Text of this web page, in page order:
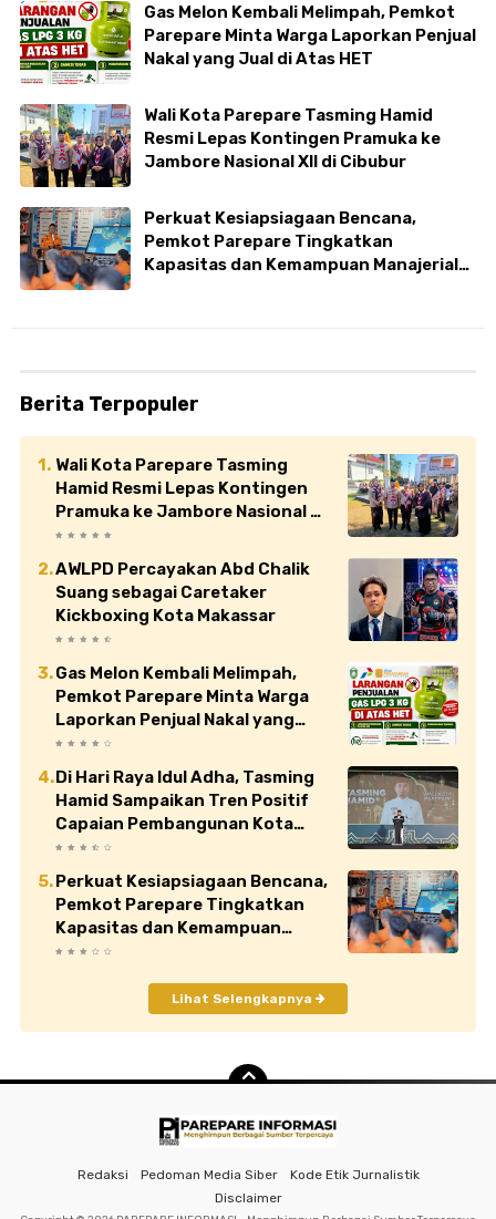
Gas Melon Kembali Melimpah, Pemkot
Parepare Minta Warga Laporkan Penjual
Nakal yang Jual di Atas HET
Wali Kota Parepare Tasming Hamid
Resmi Lepas Kontingen Pramuka ke
Jambore Nasional XII di Cibubur
Perkuat Kesiapsiagaan Bencana,
Pemkot Parepare Tingkatkan
Kapasitas dan Kemampuan Manajerial
Berita Terpopuler
Wali Kota Parepare Tasming
Hamid Resmi Lepas Kontingen
Pramuka ke Jambore Nasional XII
di Cibubur
AWLPD Percayakan Abd Chalik
Suang sebagai Caretaker
Kickboxing Kota Makassar
Gas Melon Kembali Melimpah,
Pemkot Parepare Minta Warga
Laporkan Penjual Nakal yang
Jual di Atas HET
Di Hari Raya Idul Adha, Tasming
Hamid Sampaikan Tren Positif
Capaian Pembangunan Kota
Parepare
Perkuat Kesiapsiagaan Bencana,
Pemkot Parepare Tingkatkan
Kapasitas dan Kemampuan
Manajerial TRC BPBD
Lihat Selengkapnya
Redaksi Pedoman Media Siber
Kode Etik Jurnalistik
Disclaimer